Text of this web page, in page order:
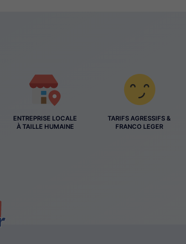
ENTREPRISE LOCALE
À TAILLE HUMAINE
TARIFS AGRESSIFS &
FRANCO LEGER